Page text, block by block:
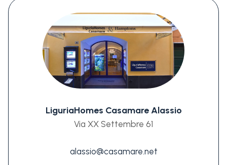
LiguriaHomes Casamare Alassio
Via XX Settembre 61
alassio@casamare.net